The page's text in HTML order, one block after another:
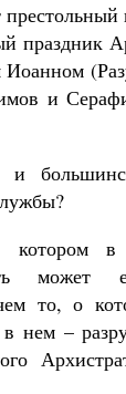
праздник
Иоанном
и
в
может
чем то, о
в нем –